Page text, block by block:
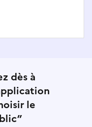
du bureau du séjour
dès à
le